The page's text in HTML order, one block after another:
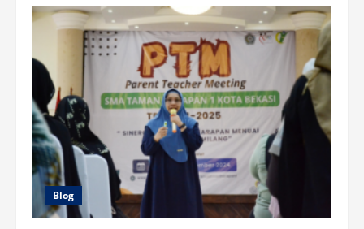
Pemilihan
OSIS
&
MPK
di
Taman
Harapan
1
Bekasi:
Meriah
dan
Demokratis!
Blog